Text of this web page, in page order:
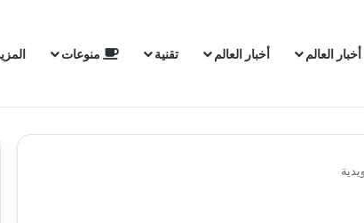
أخبار العالم أخبار العالم تقنية منوعات